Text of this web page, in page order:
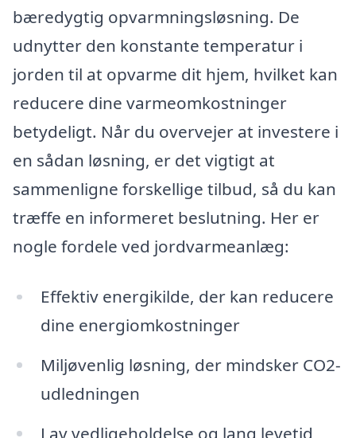
bæredygtig opvarmningsløsning. De
udnytter den konstante temperatur i
jorden til at opvarme dit hjem, hvilket kan
reducere dine varmeomkostninger
betydeligt. Når du overvejer at investere i
en sådan løsning, er det vigtigt at
sammenligne forskellige tilbud, så du kan
træffe en informeret beslutning. Her er
nogle fordele ved jordvarmeanlæg:
Effektiv energikilde, der kan reducere
dine energiomkostninger
Miljøvenlig løsning, der mindsker CO2-
udledningen
Lav vedligeholdelse og lang levetid